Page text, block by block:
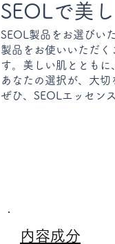
SEOLで美
SEOL製品をお選びい
製品をお使いいただ
す。美しい肌とともに
あなたの選択が、大切
ぜひ、SEOLエッセン
内容成分